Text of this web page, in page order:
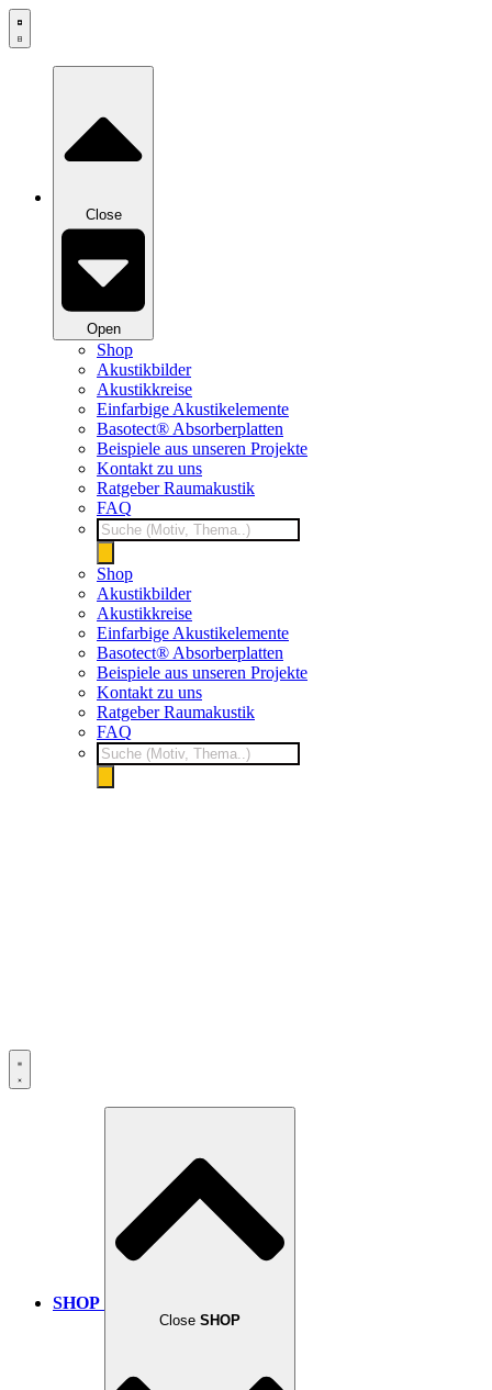
Zum
Inhalt
Close
Open
Shop
Akustikbilder
Akustikkreise
Einfarbige Akustikelemente
Basotect® Absorberplatten
Beispiele aus unseren Projekte
Kontakt zu uns
Ratgeber Raumakustik
FAQ
Products
search
Shop
Akustikbilder
Akustikkreise
Einfarbige Akustikelemente
Basotect® Absorberplatten
Beispiele aus unseren Projekte
Kontakt zu uns
Ratgeber Raumakustik
FAQ
Products
search
SHOP
Close SHOP